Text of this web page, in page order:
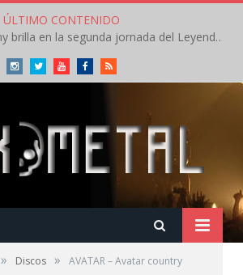
ÚLTIMO CONTENIDO
Crónica: Arch Enemy brilla en la segunda jornada del Leyendas del Rock – Jueves – Agosto 2026
InstagramTwitterYoutubeFacebookRSS
» Discos » AVATAR – Avatar country